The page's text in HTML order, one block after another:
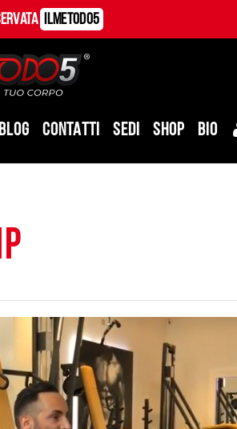
ILMetodo5
BLOG CONTATTI SEDI SHOP BIO